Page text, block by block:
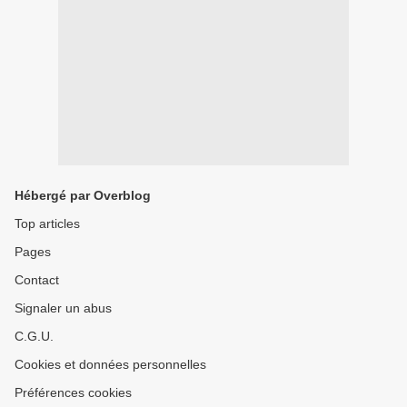
Hébergé par Overblog
Top articles
Pages
Contact
Signaler un abus
C.G.U.
Cookies et données personnelles
Préférences cookies